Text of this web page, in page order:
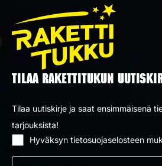
TILAA RAKETTITUKUN
Tilaa uutiskirje ja saat ensimmäisenä
tarjouksista!
Hyväksyn tietosuojaselosteen